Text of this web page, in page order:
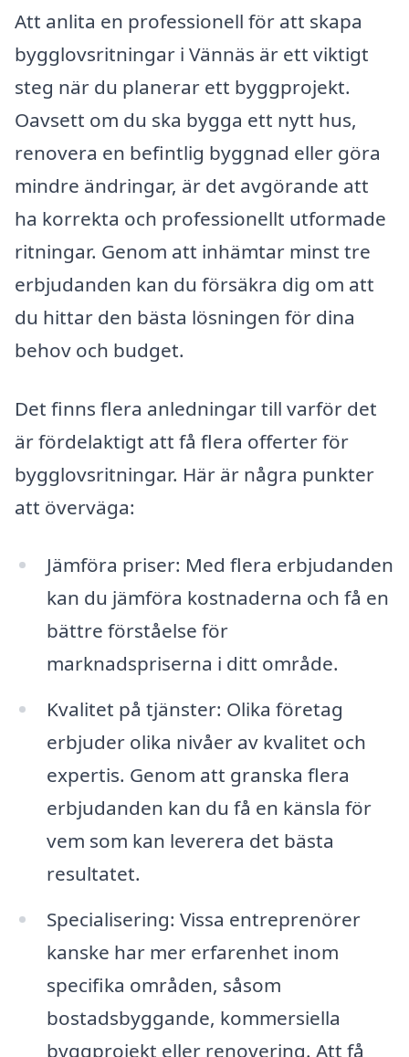
Att anlita en professionell för att skapa
bygglovsritningar i Vännäs är ett viktigt
steg när du planerar ett byggprojekt.
Oavsett om du ska bygga ett nytt hus,
renovera en befintlig byggnad eller göra
mindre ändringar, är det avgörande att
ha korrekta och professionellt utformade
ritningar. Genom att inhämtar minst tre
erbjudanden kan du försäkra dig om att
du hittar den bästa lösningen för dina
behov och budget.
Det finns flera anledningar till varför det
är fördelaktigt att få flera offerter för
bygglovsritningar. Här är några punkter
att överväga:
Jämföra priser: Med flera erbjudanden
kan du jämföra kostnaderna och få en
bättre förståelse för
marknadspriserna i ditt område.
Kvalitet på tjänster: Olika företag
erbjuder olika nivåer av kvalitet och
expertis. Genom att granska flera
erbjudanden kan du få en känsla för
vem som kan leverera det bästa
resultatet.
Specialisering: Vissa entreprenörer
kanske har mer erfarenhet inom
specifika områden, såsom
bostadsbyggande, kommersiella
byggprojekt eller renovering. Att få